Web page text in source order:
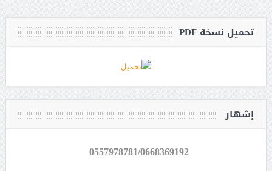
تحميل نسخة PDF
إشهار
0557978781/0668369192